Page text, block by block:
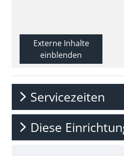
Externe Inhalte
einblenden
Servicezeiten
Diese